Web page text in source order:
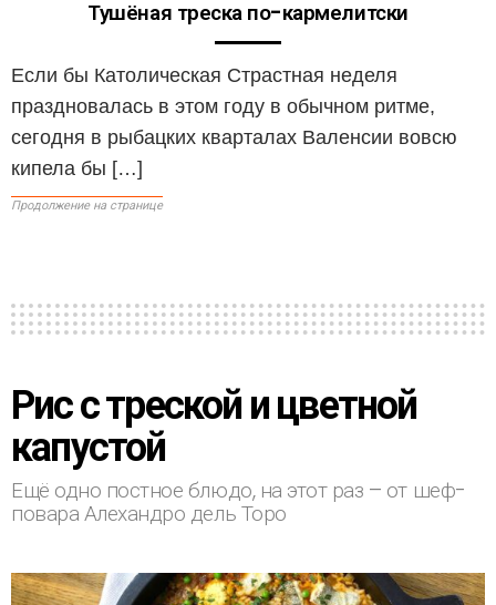
Тушёная треска по-кармелитски
Если бы Католическая Страстная неделя
праздновалась в этом году в обычном ритме,
сегодня в рыбацких кварталах Валенсии вовсю
кипела бы […]
Продолжение на странице
Рис с треской и цветной
капустой
Ещё одно постное блюдо, на этот раз – от шеф-
повара Алехандро дель Торо